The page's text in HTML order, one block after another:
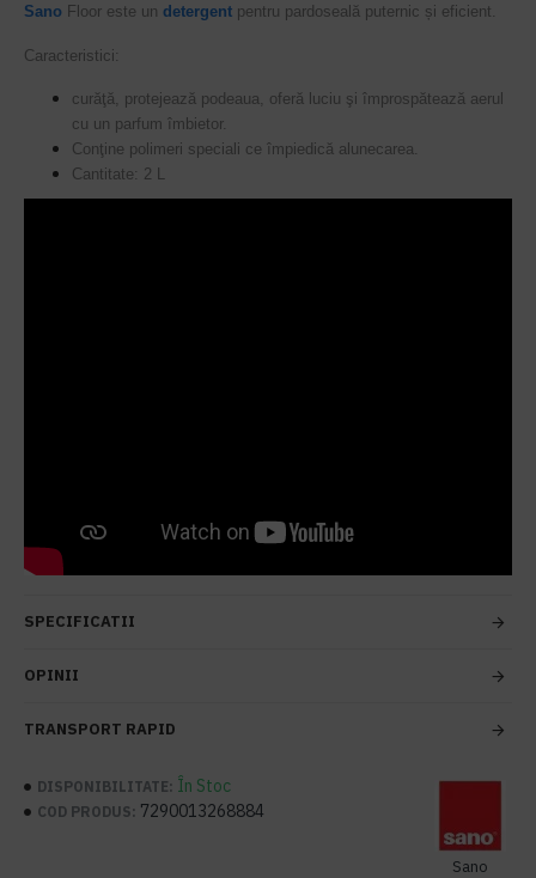
Sano Floor este un detergent pentru pardoseală puternic și eficient.
Caracteristici:
curăţă, protejează podeaua, oferă luciu şi împrospătează aerul
cu un parfum îmbietor.
Conţine polimeri speciali ce împiedică alunecarea.
Cantitate: 2 L
SPECIFICATII
OPINII
TRANSPORT RAPID
DISPONIBILITATE: În Stoc
COD PRODUS: 7290013268884
Sano